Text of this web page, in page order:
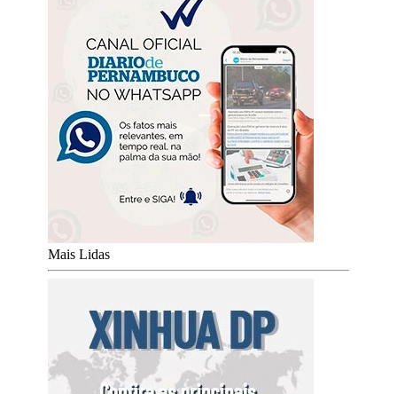
Mais Lidas